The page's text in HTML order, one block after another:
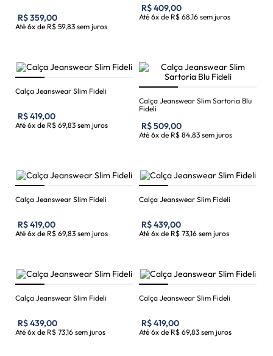
R$359,00
Até 6x de R$ 59,83 sem juros
R$409,00
Até 6x de R$ 68,16 sem juros
Calça Jeanswear Slim Fideli
R$419,00
Até 6x de R$ 69,83 sem juros
Calça Jeanswear Slim Sartoria Blu
Fideli
R$509,00
Até 6x de R$ 84,83 sem juros
Calça Jeanswear Slim Fideli
R$419,00
Até 6x de R$ 69,83 sem juros
Calça Jeanswear Slim Fideli
R$439,00
Até 6x de R$ 73,16 sem juros
Calça Jeanswear Slim Fideli
R$439,00
Até 6x de R$ 73,16 sem juros
Calça Jeanswear Slim Fideli
R$419,00
Até 6x de R$ 69,83 sem juros